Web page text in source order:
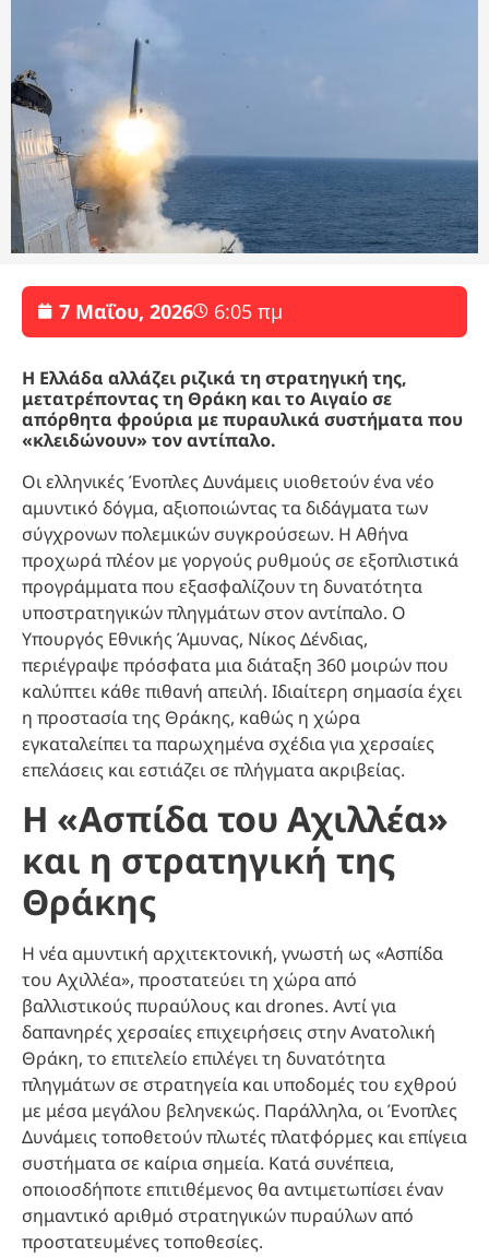
7 Μαΐου, 2026 6:05 πμ
Η Ελλάδα αλλάζει ριζικά τη στρατηγική της,
μετατρέποντας τη Θράκη και το Αιγαίο σε
απόρθητα φρούρια με πυραυλικά συστήματα που
«κλειδώνουν» τον αντίπαλο.
Οι ελληνικές Ένοπλες Δυνάμεις υιοθετούν ένα νέο
αμυντικό δόγμα, αξιοποιώντας τα διδάγματα των
σύγχρονων πολεμικών συγκρούσεων. Η Αθήνα
προχωρά πλέον με γοργούς ρυθμούς σε εξοπλιστικά
προγράμματα που εξασφαλίζουν τη δυνατότητα
υποστρατηγικών πληγμάτων στον αντίπαλο. Ο
Υπουργός Εθνικής Άμυνας, Νίκος Δένδιας,
περιέγραψε πρόσφατα μια διάταξη 360 μοιρών που
καλύπτει κάθε πιθανή απειλή. Ιδιαίτερη σημασία έχει
η προστασία της Θράκης, καθώς η χώρα
εγκαταλείπει τα παρωχημένα σχέδια για χερσαίες
επελάσεις και εστιάζει σε πλήγματα ακριβείας.
Η «Ασπίδα του Αχιλλέα»
και η στρατηγική της
Θράκης
Η νέα αμυντική αρχιτεκτονική, γνωστή ως «Ασπίδα
του Αχιλλέα», προστατεύει τη χώρα από
βαλλιστικούς πυραύλους και drones. Αντί για
δαπανηρές χερσαίες επιχειρήσεις στην Ανατολική
Θράκη, το επιτελείο επιλέγει τη δυνατότητα
πληγμάτων σε στρατηγεία και υποδομές του εχθρού
με μέσα μεγάλου βεληνεκώς. Παράλληλα, οι Ένοπλες
Δυνάμεις τοποθετούν πλωτές πλατφόρμες και επίγεια
συστήματα σε καίρια σημεία. Κατά συνέπεια,
οποιοσδήποτε επιτιθέμενος θα αντιμετωπίσει έναν
σημαντικό αριθμό στρατηγικών πυραύλων από
προστατευμένες τοποθεσίες.